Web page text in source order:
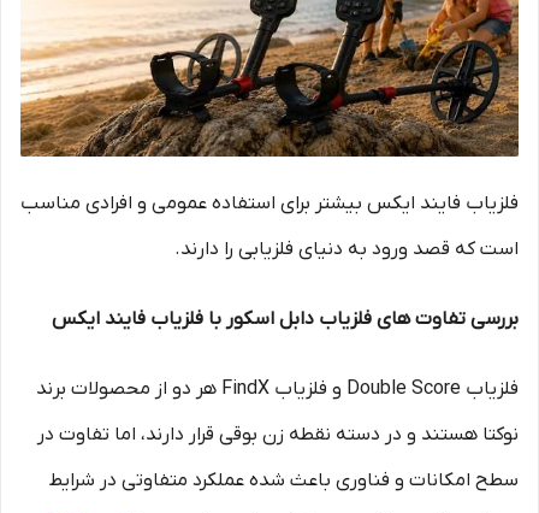
فلزیاب فایند ایکس بیشتر برای استفاده عمومی و افرادی مناسب
است که قصد ورود به دنیای فلزیابی را دارند.
بررسی تفاوت های فلزیاب دابل اسکور با فلزیاب فایند ایکس
فلزیاب Double Score و فلزیاب FindX هر دو از محصولات برند
نوکتا هستند و در دسته نقطه زن بوقی قرار دارند، اما تفاوت در
سطح امکانات و فناوری باعث شده عملکرد متفاوتی در شرایط